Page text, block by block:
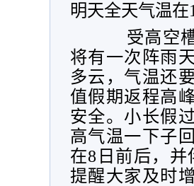
明天全天气温
受高空
将有一次阵雨
多云，气温还
值假期返程高
安全。小长假
高气温一下子
在8日前后，
提醒大家及时